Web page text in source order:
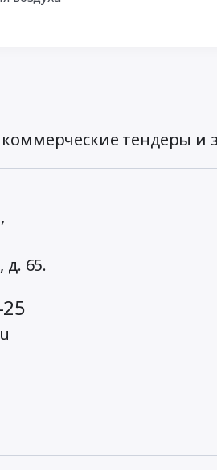
тендеры и
д. 65.